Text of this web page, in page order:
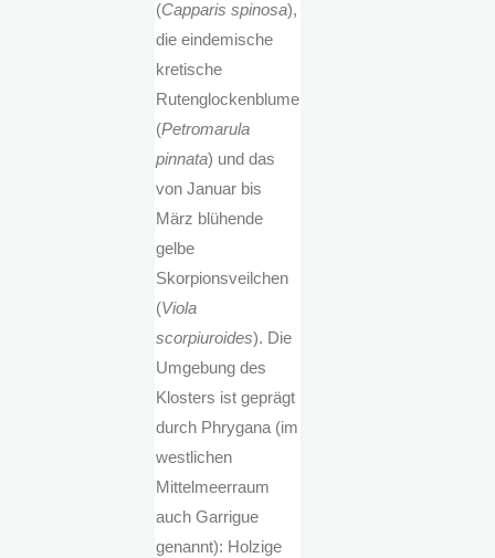
(Capparis spinosa),
die eindemische
kretische
Rutenglockenblume
(Petromarula
pinnata) und das
von Januar bis
März blühende
gelbe
Skorpionsveilchen
(Viola
scorpiuroides). Die
Umgebung des
Klosters ist geprägt
durch Phrygana (im
westlichen
Mittelmeerraum
auch Garrigue
genannt): Holzige